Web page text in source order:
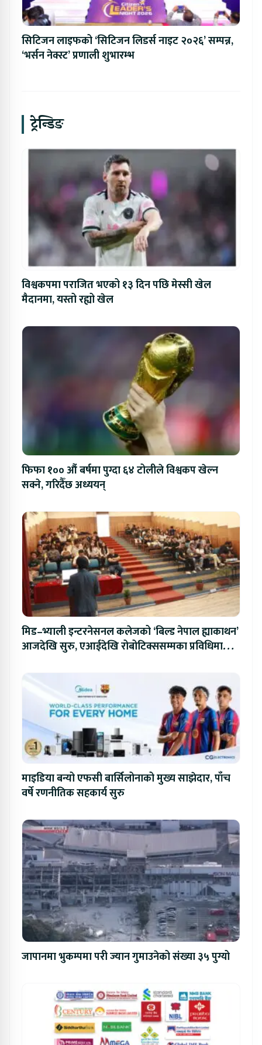
सिटिजन लाइफको ‘सिटिजन लिडर्स नाइट २०२६’ सम्पन्न,
‘भर्सन नेक्स्ट’ प्रणाली शुभारम्भ
ट्रेन्डिङ
विश्वकपमा पराजित भएको १३ दिन पछि मेस्सी खेल
मैदानमा, यस्तो रह्यो खेल
फिफा १०० औं बर्षमा पुग्दा ६४ टोलीले विश्वकप खेल्न
सक्ने, गरिदैँछ अध्ययन्
मिड–भ्याली इन्टरनेसनल कलेजको ‘बिल्ड नेपाल ह्याकाथन’
आजदेखि सुरु, एआईदेखि रोबोटिक्ससम्मका प्रविधिमा
माइडिया बन्यो एफसी बार्सिलोनाको मुख्य साझेदार, पाँच
वर्षे रणनीतिक सहकार्य सुरु
जापानमा भुकम्पमा परी ज्यान गुमाउनेको संख्या ३५ पुग्यो